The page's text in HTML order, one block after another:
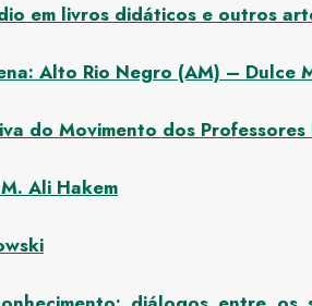
em livros didáticos e outros
Alto Rio Negro (AM) – Dulce
do Movimento dos
Ali Hakem